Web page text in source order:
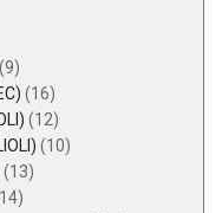
(9)
(16)
(12)
(10)
(13)